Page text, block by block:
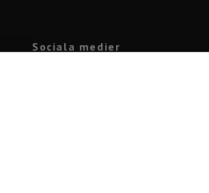
Sociala medier